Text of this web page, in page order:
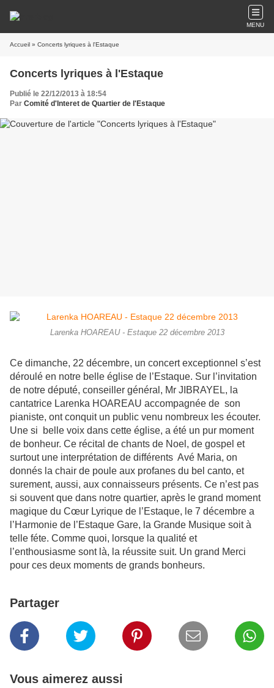
MENU
Accueil » Concerts lyriques à l'Estaque
Concerts lyriques à l'Estaque
Publié le 22/12/2013 à 18:54
Par Comité d'Interet de Quartier de l'Estaque
Larenka HOAREAU - Estaque 22 décembre 2013
Ce dimanche, 22 décembre, un concert exceptionnel s’est
déroulé en notre belle église de l’Estaque. Sur l’invitation
de notre député, conseiller général, Mr JIBRAYEL, la
cantatrice Larenka HOAREAU accompagnée de son
pianiste, ont conquit un public venu nombreux les écouter.
Une si belle voix dans cette église, a été un pur moment
de bonheur. Ce récital de chants de Noel, de gospel et
surtout une interprétation de différents Avé Maria, on
donnés la chair de poule aux profanes du bel canto, et
surement, aussi, aux connaisseurs présents. Ce n’est pas
si souvent que dans notre quartier, après le grand moment
magique du Cœur Lyrique de l’Estaque, le 7 décembre a
l’Harmonie de l’Estaque Gare, la Grande Musique soit à
telle féte. Comme quoi, lorsque la qualité et
l’enthousiasme sont là, la réussite suit. Un grand Merci
pour ces deux moments de grands bonheurs.
Partager
Vous aimerez aussi